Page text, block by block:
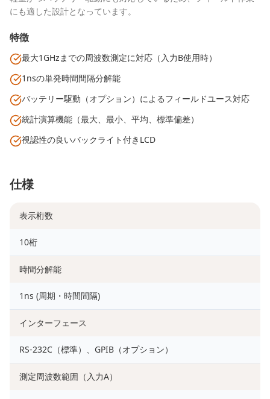
にも適した設計となっています。
特徴
最大1GHzまでの周波数測定に対応（入力B使用時）
1nsの単発時間間隔分解能
バッテリー駆動（オプション）によるフィールドユース対応
統計演算機能（最大、最小、平均、標準偏差）
視認性の良いバックライト付きLCD
仕様
表示桁数
10桁
時間分解能
1ns (周期・時間間隔)
インターフェース
RS-232C（標準）、GPIB（オプション）
測定周波数範囲（入力A）